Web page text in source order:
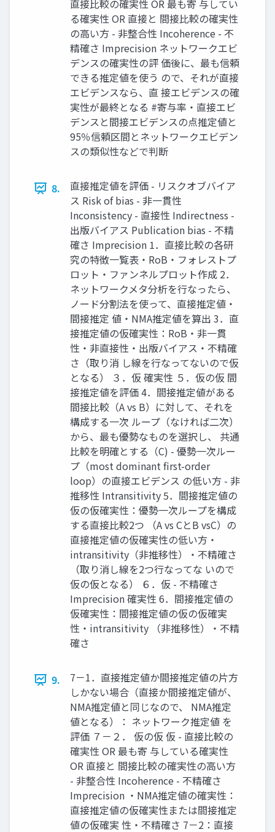
直接比較の確実性 OR 最も寄 与してい
る確実性 OR 直接と 間接比較の確実性
の高い方 - 非整合性 Incoherence - 不
精確さ Imprecision ネットワークエビ
デンスの確実性の評 価後に、最も信頼
できる推定値を使う ので、それが直接
エビデンスなら、直 接エビデンスの確
実性が最終となる #寄与率・直接エビ
デンスと間接エビデンスの点推定値と
95％信頼区間とネットワークエビデン
スの類似性などで判断
8.
直接推定値を評価 - リスクオブバイア
ス Risk of bias - 非一貫性
Inconsistency - 直接性 Indirectness -
出版バイアス Publication bias - 不精
確さ Imprecision 1．直接比較の各研
究の特徴一覧表・RoB・フォレストプ
ロット・ファンネルプロット作成 2．
ネットワークメタ分析を行なったら、
ノード分割法を使って、直接推定値・
間接推定 値・NMA推定値を算出 3．直
接推定値の仮確実性：RoB・非一貫
性・非直接性・出版バイアス・不精確
さ（取り消 し線を行なってないので仮
となる） ３．仮 確実性 ５．仮の仮 間
接推定値を評価 4．間接推定値がある
間接比較（A vs B）に対して、それを
構成する一次 ループ（なければ二次）
から、最も優勢なものを選択し、 共通
比較を明確とする（C) - 優勢一次ルー
プ（most dominant first-order
loop）の直接エビデンス の低い方 - 非
推移性 Intransitivity 5．間接推定値の
仮の仮確実性：優勢一次ループを構成
する直接比較2つ （A vs CとB vsC）の
直接推定値の仮確実性の低い方・
intransitivity（非推移性）・不精確さ
（取り消し線を2つ行なってな いので
仮の仮となる） ６．仮 - 不精確さ
Imprecision 確実性 6．間接推定値の
仮確実性：間接推定値の仮の仮確実
性・intransitivity （非推移性）・不精
確さ
9.
7－1．直接推定値か間接推定値の片方
しかない場合（直接か間接推定値が、
NMA推定値と同じなので、 NMA推定
値となる）： ネットワーク推定値 を
評価 ７－２． 仮の仮 仮 - 直接比較の
確実性 OR 最も寄 与している確実性
OR 直接と 間接比較の確実性の高い方
- 非整合性 Incoherence - 不精確さ
Imprecision ・NMA推定値の確実性：
直接推定値の仮確実性または間接推定
値の仮確実 性・不精確さ 7－2：直接